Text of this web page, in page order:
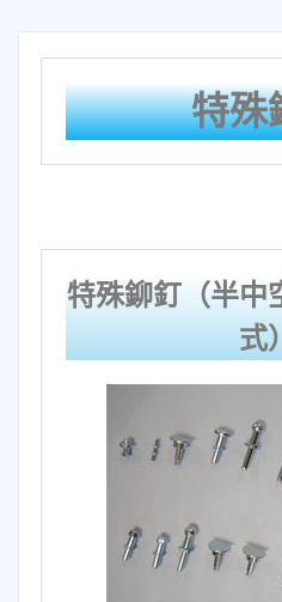
特殊
特殊鉚釘（半中
式）